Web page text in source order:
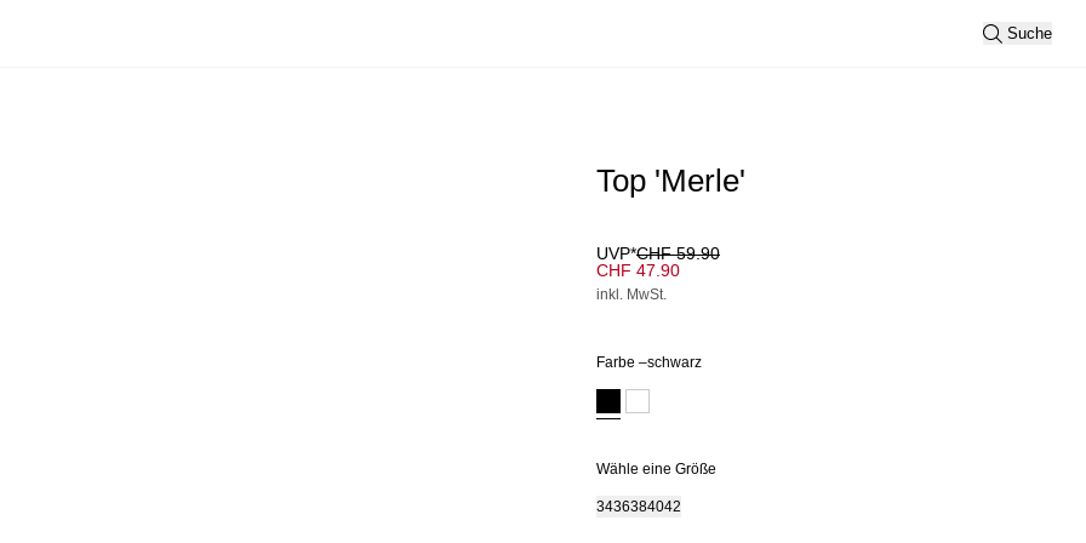
Suche
Top 'Merle'
UVP*CHF 59.90
CHF 47.90
inkl. MwSt.
Farbe –schwarz
Wähle eine Größe
3436384042